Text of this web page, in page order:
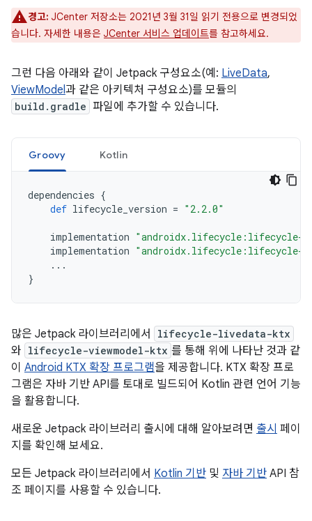
경고: JCenter 저장소는 2021년 3월 31일 읽기 전용으로 변경되었
습니다. 자세한 내용은 JCenter 서비스 업데이트를 참고하세요.
그런 다음 아래와 같이 Jetpack 구성요소(예: LiveData,
ViewModel과 같은 아키텍처 구성요소)를 모듈의
build.gradle 파일에 추가할 수 있습니다.
Groovy Kotlin
dependencies {
def lifecycle_version = "2.2.0"
implementation "androidx.lifecycle:lifecycle-
implementation "androidx.lifecycle:lifecycle-
...
}
많은 Jetpack 라이브러리에서 lifecycle-livedata-ktx
와 lifecycle-viewmodel-ktx 를 통해 위에 나타난 것과 같
이 Android KTX 확장 프로그램을 제공합니다. KTX 확장 프로
그램은 자바 기반 API를 토대로 빌드되어 Kotlin 관련 언어 기능
을 활용합니다.
새로운 Jetpack 라이브러리 출시에 대해 알아보려면 출시 페이
지를 확인해 보세요.
모든 Jetpack 라이브러리에서 Kotlin 기반 및 자바 기반 API 참
조 페이지를 사용할 수 있습니다.